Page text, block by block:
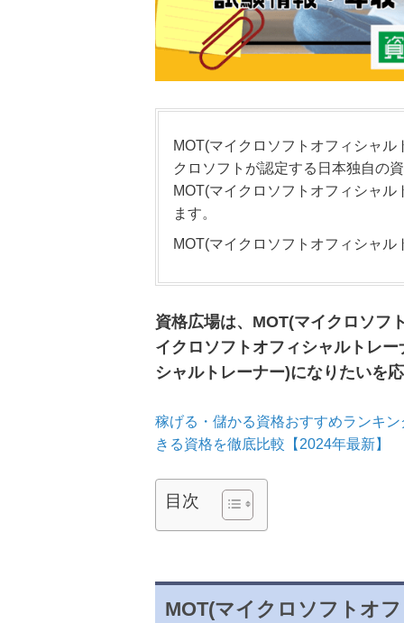
MOT(マイクロソフトオフィシャ
クロソフトが認定する日本独自の
MOT(マイクロソフトオフィシャ
ます。
MOT(マイクロソフトオフィシャル
資格広場は、MOT(マイクロソフ
イクロソフトオフィシャルトレ
シャルトレーナー)になりたいを
稼げる・儲かる資格おすすめランキ
きる資格を徹底比較【2024年最新】
目次
MOT(マイクロソフトオ